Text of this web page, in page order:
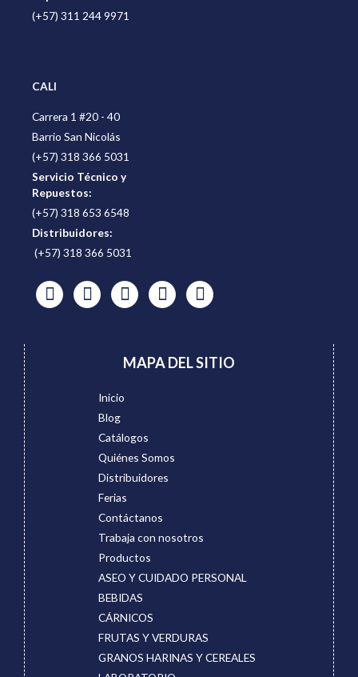
(+57) 311 244 9971
CALI
Carrera 1 #20 - 40
Barrio San Nicolás
(+57) 318 366 5031
Servicio Técnico y
Repuestos:
(+57) 318 653 6548
Distribuidores:
(+57) 318 366 5031
MAPA DEL SITIO
Inicio
Blog
Catálogos
Quiénes Somos
Distribuidores
Ferias
Contáctanos
Trabaja con nosotros
Productos
ASEO Y CUIDADO PERSONAL
BEBIDAS
CÁRNICOS
FRUTAS Y VERDURAS
GRANOS HARINAS Y CEREALES